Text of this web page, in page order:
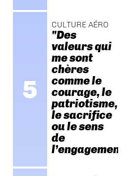
CULTURE AÉRO
"Des
valeurs qui
me sont
chères
comme le
courage, le
patriotisme,
le sacrifice
ou le sens
de
l’engagement."